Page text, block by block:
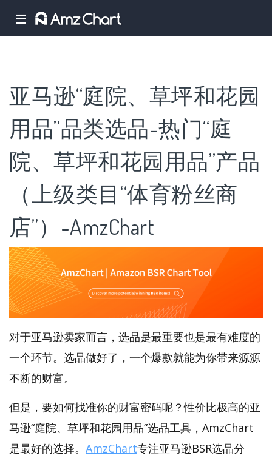
☰
亚马逊“庭院、草坪和花园
用品”品类选品-热门“庭
院、草坪和花园用品”产品
（上级类目“体育粉丝商
店”）-AmzChart
对于亚马逊卖家而言，选品是最重要也是最有难度的
一个环节。选品做好了，一个爆款就能为你带来源源
不断的财富。
但是，要如何找准你的财富密码呢？性价比极高的亚
马逊“庭院、草坪和花园用品”选品工具，AmzChart
是最好的选择。 AmzChart专注亚马逊BSR选品分